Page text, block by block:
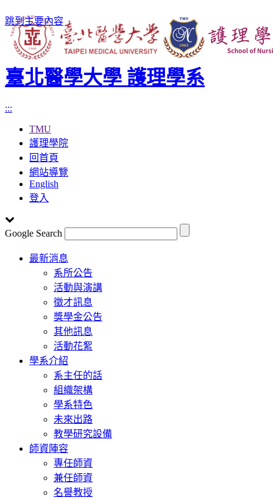
跳到主要內容
臺北醫學大學 護理學系
:::
TMU
護理學院
回首頁
網站導覽
English
登入
Google Search
Toggle
navigation
最新消息
系所公告
活動與演講
徵才訊息
獎學金公告
其他訊息
活動花絮
學系介紹
系主任的話
組織架構
學系特色
未來出路
教學研究設備
師資陣容
專任師資
兼任師資
名譽教授